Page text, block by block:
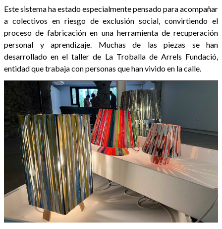
Este sistema ha estado especialmente pensado para acompañar
a colectivos en riesgo de exclusión social, convirtiendo el
proceso de fabricación en una herramienta de recuperación
personal y aprendizaje. Muchas de las piezas se han
desarrollado en el taller de La Troballa de Arrels Fundació,
entidad que trabaja con personas que han vivido en la calle.